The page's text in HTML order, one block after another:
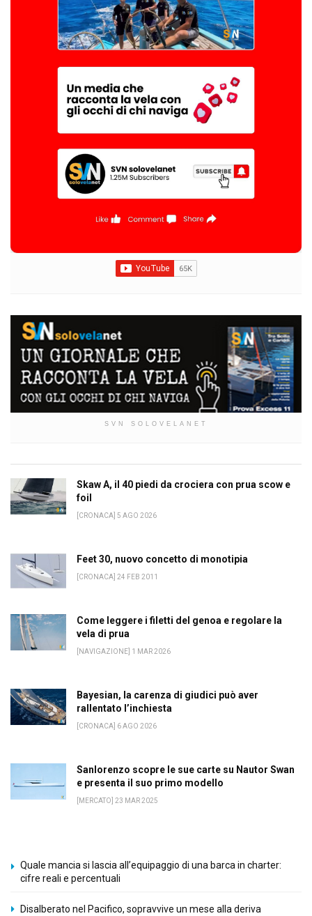
SVN SOLOVELANET
Skaw A, il 40 piedi da crociera con prua scow e
foil
[CRONACA] 5 AGO 2026
Feet 30, nuovo concetto di monotipia
[CRONACA] 24 FEB 2011
Come leggere i filetti del genoa e regolare la
vela di prua
[NAVIGAZIONE] 1 MAR 2026
Bayesian, la carenza di giudici può aver
rallentato l’inchiesta
[CRONACA] 6 AGO 2026
Sanlorenzo scopre le sue carte su Nautor Swan
e presenta il suo primo modello
[MERCATO] 23 MAR 2025
Quale mancia si lascia all’equipaggio di una barca in charter:
cifre reali e percentuali
Disalberato nel Pacifico, sopravvive un mese alla deriva